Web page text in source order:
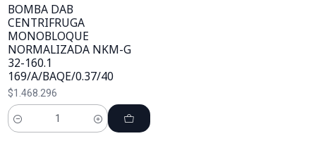
BOMBA DAB
CENTRIFRUGA
MONOBLOQUE
NORMALIZADA NKM-G
32-160.1
169/A/BAQE/0.37/40
$1.468.296
Cantidad